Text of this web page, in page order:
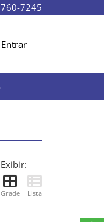
7245
Entrar
Exibir:
Grade Lista